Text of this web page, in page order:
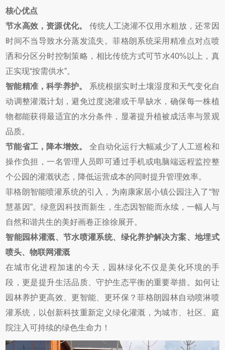
核心优点
节水高效，资源优化。
传统人工浇灌不仅用水粗放，还常因
时间不当导致水分蒸发流失。菲格朗系统采用精准点对点喷
洒和分区分时控制策略，相比传统方式可节水40%以上，真
正实现“按需供水”。
智能精准，科学养护。
系统根据实时土壤湿度和天气变化自
动调整灌溉计划，避免过度浇灌或干旱缺水，确保每一株植
物都能获得最适宜的水分条件，显著提升植被成活率与景观
品质。
节能省工，降本增效。
全自动化运行大幅减少了人工巡检和
操作负担，一名管理人员即可通过手机或电脑端远程监控整
个公园的灌溉状态，降低运营成本的同时提升管理效率。
菲格朗智能喷灌系统的引入，为南康家居小镇公园注入了“智
慧基因”。绿意因科技而新生，生态因智能而永续，一幅人与
自然和谐共生的美好画卷正徐徐展开。
智能园林灌溉、节水喷灌系统、绿化养护解决方案、地埋式
喷头、物联网灌溉
在城市化进程加速的今天，园林绿化不仅是美化环境的手
段，更是提升生活品质、守护生态平衡的重要举措。如何让
园林养护更高效、更智能、更环保？菲格朗园林自动喷淋喷
灌系统，以创新科技重新定义绿化灌溉，为城市、社区、庭
院注入可持续的绿色生命力！